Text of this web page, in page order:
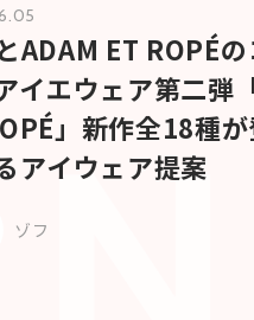
ADAM ET ROPÉ
イエウェア第二弾
」新作全18種
アイウェア提案
ゾフ